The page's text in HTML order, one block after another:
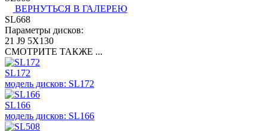
ВЕРНУТЬСЯ В ГАЛЕРЕЮ
SL668
Параметры дисков:
21 J9 5X130
СМОТРИТЕ ТАКЖЕ ...
SL172
модель дисков: SL172
SL166
модель дисков: SL166